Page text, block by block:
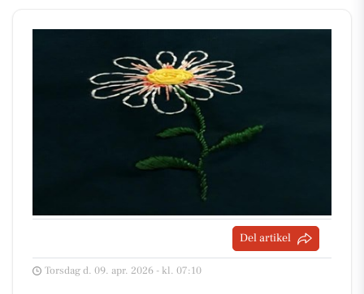
Del artikel
Torsdag d. 09. apr. 2026 - kl. 07:10